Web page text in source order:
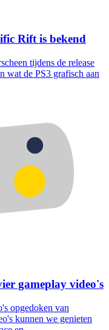
Rift is bekend
tijdens de release
wat de PS3 grafisch aan
gameplay video's
opgedoken van
kunnen we genieten